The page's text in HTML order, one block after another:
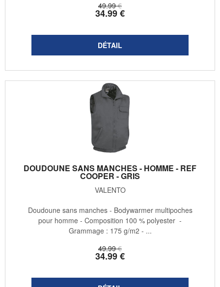
49.99 €
34.99€
DOUDOUNE SANS MANCHES - HOMME - REF
COOPER - GRIS
VALENTO
49.99 €
34.99€
Doudoune sans manches - Bodywarmer multipoches
pour homme - Composition 100 % polyester -
Grammage : 175 g/m2 - ...